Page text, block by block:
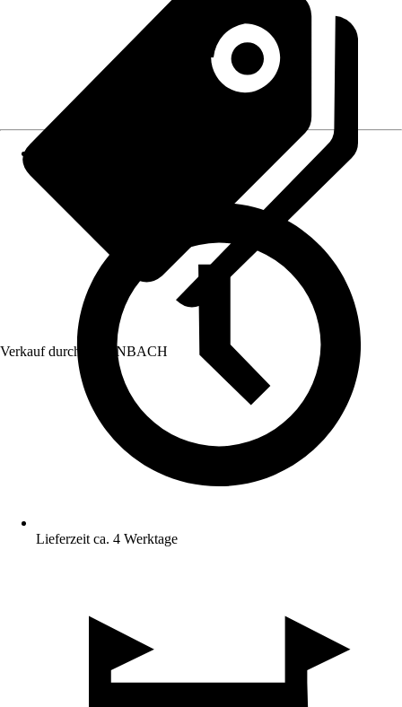
Verkauf durch: HORNBACH
Lieferzeit ca. 4 Werktage